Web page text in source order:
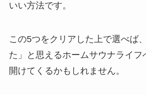
いい方法です。
この5つをクリアした上で選べば
た」と思えるホームサウナライフ
開けてくるかもしれません。